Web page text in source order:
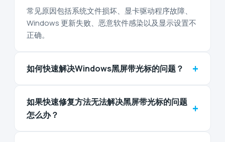
常见原因包括系统文件损坏、显卡驱动程序故障、
Windows 更新失败、恶意软件感染以及显示设置不
正确。
如何快速解决Windows黑屏带光标的问题？ +
如果快速修复方法无法解决黑屏带光标的问题
怎么办？
+